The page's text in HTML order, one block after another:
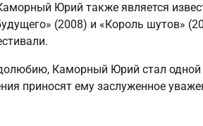
Юрий также является
(2008) и «Король шутов»
Каморный Юрий стал
приносят ему заслуженное